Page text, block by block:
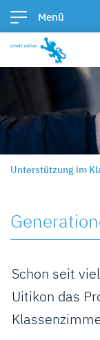
Kopfzeile
zur Startseite
Direkt zur
Direkt zum Inhalt
Direkt zur Suche
Direkt zum
Menü
Inhalt
Unterstützung im
Schon seit
Uitikon das